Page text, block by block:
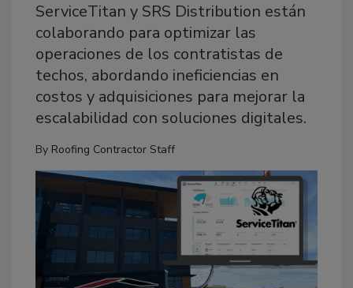
ServiceTitan y SRS Distribution están
colaborando para optimizar las
operaciones de los contratistas de
techos, abordando ineficiencias en
costos y adquisiciones para mejorar la
escalabilidad con soluciones digitales.
By Roofing Contractor Staff